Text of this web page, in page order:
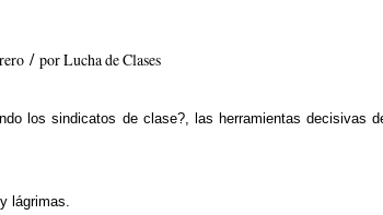
/ porLucha de Clases
los sindicatos de clase?, las herramientas decisivas
lágrimas.